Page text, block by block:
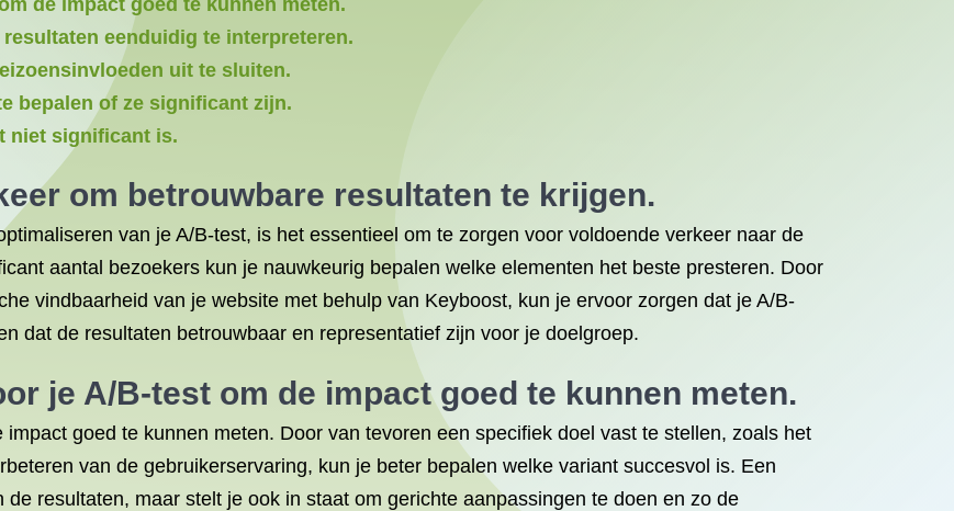
de impact goed te kunnen meten.
eenduidig te interpreteren.
uit te sluiten.
bepalen of ze significant zijn.
niet significant is.
om betrouwbare resultaten te krijgen.
van je A/B-test, is het essentieel om te zorgen voor voldoende verkeer naar de
aantal bezoekers kun je nauwkeurig bepalen welke elementen het beste presteren. Door
vindbaarheid van je website met behulp van Keyboost, kun je ervoor zorgen dat je A/B-
dat de resultaten betrouwbaar en representatief zijn voor je doelgroep.
je A/B-test om de impact goed te kunnen meten.
goed te kunnen meten. Door van tevoren een specifiek doel vast te stellen, zoals het
van de gebruikerservaring, kun je beter bepalen welke variant succesvol is. Een
resultaten, maar stelt je ook in staat om gerichte aanpassingen te doen en zo de